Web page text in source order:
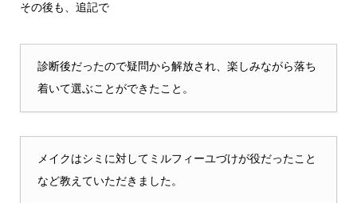
その後も、追記で
診断後だったので疑問から解放され、楽しみながら落ち
着いて選ぶことができたこと。
メイクはシミに対してミルフィーユづけが役だったこと
など教えていただきました。